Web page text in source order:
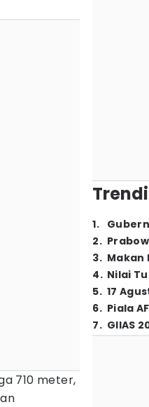
710 meter,
1.
2.
3. Makan
4. Nilai
5. 17
6. Piala
7. GIIAS